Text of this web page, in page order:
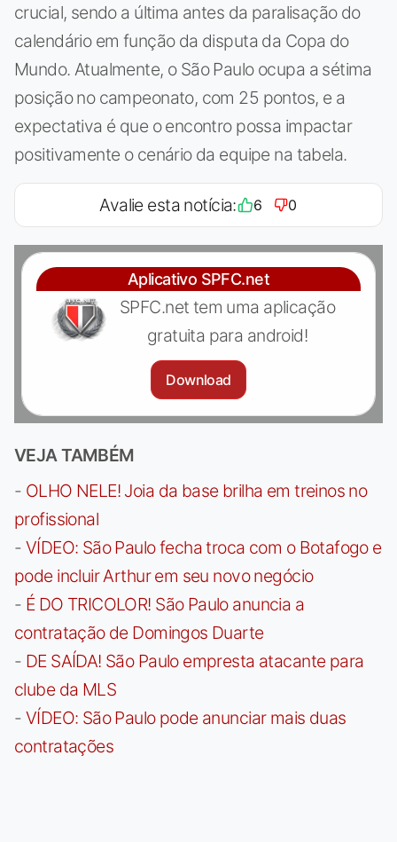
crucial, sendo a última antes da paralisação do
calendário em função da disputa da Copa do
Mundo. Atualmente, o São Paulo ocupa a sétima
posição no campeonato, com 25 pontos, e a
expectativa é que o encontro possa impactar
positivamente o cenário da equipe na tabela.
Avalie esta notícia: 6 0
Aplicativo SPFC.net
SPFC.net tem uma aplicação
gratuita para android!
Download
VEJA TAMBÉM
- OLHO NELE! Joia da base brilha em treinos no
profissional
- VÍDEO: São Paulo fecha troca com o Botafogo e
pode incluir Arthur em seu novo negócio
- É DO TRICOLOR! São Paulo anuncia a
contratação de Domingos Duarte
- DE SAÍDA! São Paulo empresta atacante para
clube da MLS
- VÍDEO: São Paulo pode anunciar mais duas
contratações